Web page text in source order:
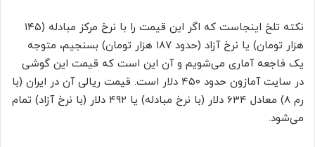
نکته تلخ اینجاست که اگر این قیمت را با نرخ مرکز مبادله (۱۴۵
هزار تومان) یا نرخ آزاد (حدود ۱۸۷ هزار تومان) بسنجیم، متوجه
یک فاجعه آماری می‌شویم و آن این است که قیمت این گوشی
در سایت آمازون حدود ۴۵۰ دلار است. قیمت ریالی آن در ایران (با
رم ۸) معادل ۶۳۴ دلار (با نرخ مبادله) یا ۴۹۲ دلار (با نرخ آزاد) تمام
می‌شود.